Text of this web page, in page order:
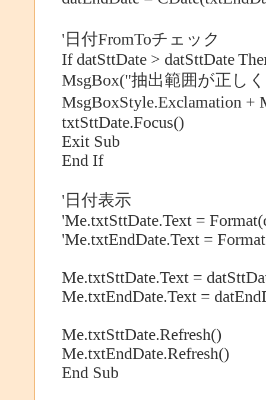
'日付FromToチェック
If datSttDate > datSttDate
MsgBox("抽出範囲が正し
MsgBoxStyle.Exclamation
txtSttDate.Focus()
Exit Sub
End If
'日付表示
'Me.txtSttDate.Text =
'Me.txtEndDate.Text =
Me.txtSttDate.Text =
Me.txtEndDate.Text =
Me.txtSttDate.Refresh()
Me.txtEndDate.Refresh()
End Sub